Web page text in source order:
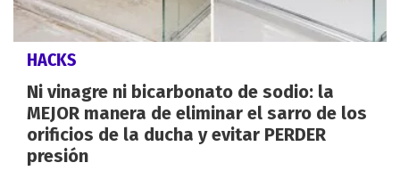
HACKS
Ni vinagre ni bicarbonato de sodio: la
MEJOR manera de eliminar el sarro de los
orificios de la ducha y evitar PERDER
presión